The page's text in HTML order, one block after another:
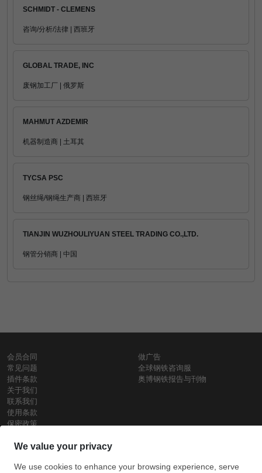
SCHMIDT - CLEMENS
咨询/分析/法律 | 西班牙
GLOBAL TRADE, INC
废钢加工厂 | 俄罗斯
MAHMUT AZDEMIR
机器制造商 | 土耳其
TYCSA PSC
钢丝绳/钢绳生产商 | 西班牙
TIANJIN WUZHOULIYUAN STEEL TRADING CO.,LTD.
钢管分销商 | 中国
会员合同
常见问题
插件条款
关于我们
联系我们
使用条款
保密政策
做广告
全球钢铁咨询服
奥博钢铁报告与刊物
铁价格